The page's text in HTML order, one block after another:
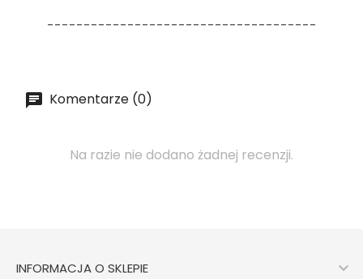
-------------------------------------
Komentarze (0)
Na razie nie dodano żadnej recenzji.
INFORMACJA O SKLEPIE 